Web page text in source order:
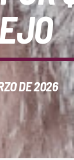
DE 2026